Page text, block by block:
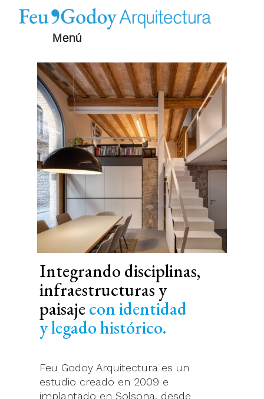
Integrando disciplinas,
infraestructuras y
paisaje con identidad
y legado histórico.
Feu Godoy Arquitectura es un
estudio creado en 2009 e
implantado en Solsona, desde